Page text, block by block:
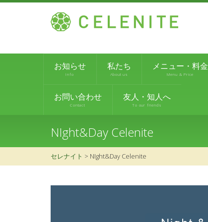
お知らせ
Info
私たち
About us
メニュー・料金
Menu & Price
お問い合わせ
Contact
友人・知人へ
To our friends
NIght&Day Celenite
セレナイト > NIght&Day Celenite